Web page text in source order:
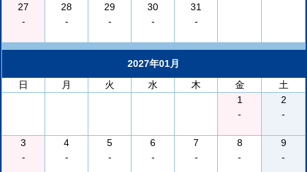
27
-
28
-
29
-
30
-
31
-
2027年01月
日
月 火 水 木 金
土
1
-
2
-
3
-
4
-
5
-
6
-
7
-
8
-
9
-